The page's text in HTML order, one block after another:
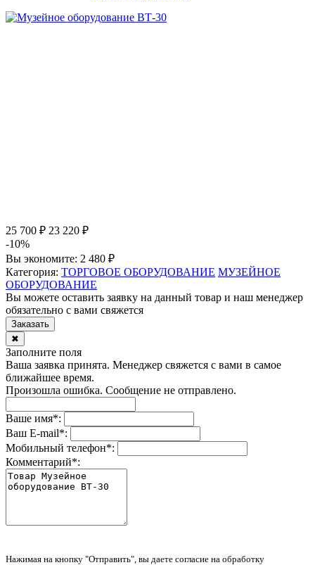
25 700 ₽ 23 220 ₽
-10%
Вы экономите: 2 480 ₽
Категория: ТОРГОВОЕ ОБОРУДОВАНИЕ МУЗЕЙНОЕ
ОБОРУДОВАНИЕ
Вы можете оставить заявку на данный товар и наш менеджер
обязательно с вами свяжется
Заказать
✖
Заполните поля
Ваша заявка принята. Менеджер свяжется с вами в самое
ближайшее время.
Произошла ошибка. Сообщение не отправлено.
Ваше имя*:
Ваш E-mail*:
Мобильный телефон*:
Комментарий*:
Нажимая на кнопку "Отправить", вы даете согласие на обработку